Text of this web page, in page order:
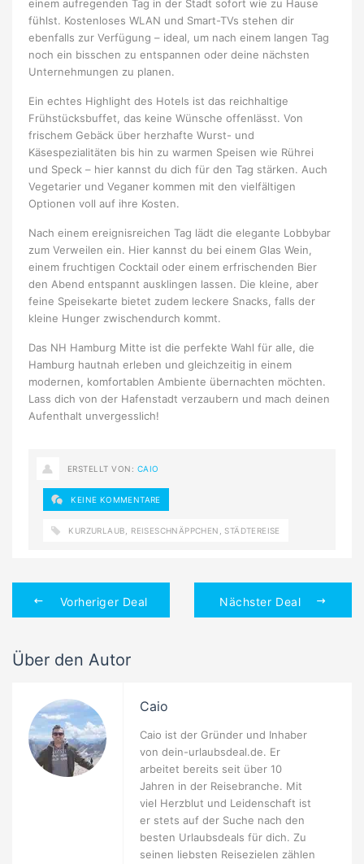
einem aufregenden Tag in der Stadt sofort wie zu Hause
fühlst. Kostenloses WLAN und Smart-TVs stehen dir
ebenfalls zur Verfügung – ideal, um nach einem langen Tag
noch ein bisschen zu entspannen oder deine nächsten
Unternehmungen zu planen.
Ein echtes Highlight des Hotels ist das reichhaltige
Frühstücksbuffet, das keine Wünsche offenlässt. Von
frischem Gebäck über herzhafte Wurst- und
Käsespezialitäten bis hin zu warmen Speisen wie Rührei
und Speck – hier kannst du dich für den Tag stärken. Auch
Vegetarier und Veganer kommen mit den vielfältigen
Optionen voll auf ihre Kosten.
Nach einem ereignisreichen Tag lädt die elegante Lobbybar
zum Verweilen ein. Hier kannst du bei einem Glas Wein,
einem fruchtigen Cocktail oder einem erfrischenden Bier
den Abend entspannt ausklingen lassen. Die kleine, aber
feine Speisekarte bietet zudem leckere Snacks, falls der
kleine Hunger zwischendurch kommt.
Das NH Hamburg Mitte ist die perfekte Wahl für alle, die
Hamburg hautnah erleben und gleichzeitig in einem
modernen, komfortablen Ambiente übernachten möchten.
Lass dich von der Hafenstadt verzaubern und mach deinen
Aufenthalt unvergesslich!
ERSTELLT VON: CAIO
KEINE KOMMENTARE
KURZURLAUB REISESCHNÄPPCHEN ,STÄDTEREISE
Vorheriger Deal Nächster Deal
Über den Autor
Caio
Caio ist der Gründer und Inhaber
von dein-urlaubsdeal.de. Er
arbeitet bereits seit über 10
Jahren in der Reisebranche. Mit
viel Herzblut und Leidenschaft ist
er stets auf der Suche nach den
besten Urlaubsdeals für dich. Zu
seinen liebsten Reisezielen zählen